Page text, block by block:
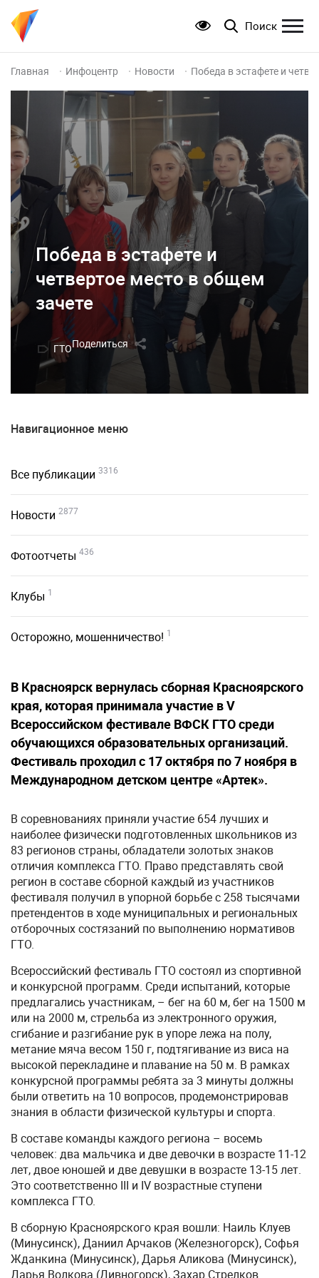
Поиск
Главная Инфоцентр Новости Победа в эстафете и
Победа в эстафете и
четвертое место в общем
зачете
ГТОПоделиться
Навигационное меню
Все публикации 3316
Новости 2877
Фотоотчеты 436
Клубы 1
Осторожно, мошенничество! 1
В Красноярск вернулась сборная Красноярского
края, которая принимала участие в V
Всероссийском фестивале ВФСК ГТО среди
обучающихся образовательных организаций.
Фестиваль проходил с 17 октября по 7 ноября в
Международном детском центре «Артек».
В соревнованиях приняли участие 654 лучших и
наиболее физически подготовленных школьников из
83 регионов страны, обладатели золотых знаков
отличия комплекса ГТО. Право представлять свой
регион в составе сборной каждый из участников
фестиваля получил в упорной борьбе с 258 тысячами
претендентов в ходе муниципальных и региональных
отборочных состязаний по выполнению нормативов
ГТО.
Всероссийский фестиваль ГТО состоял из спортивной
и конкурсной программ. Среди испытаний, которые
предлагались участникам, – бег на 60 м, бег на 1500 м
или на 2000 м, стрельба из электронного оружия,
сгибание и разгибание рук в упоре лежа на полу,
метание мяча весом 150 г, подтягивание из виса на
высокой перекладине и плавание на 50 м. В рамках
конкурсной программы ребята за 3 минуты должны
были ответить на 10 вопросов, продемонстрировав
знания в области физической культуры и спорта.
В составе команды каждого региона – восемь
человек: два мальчика и две девочки в возрасте 11-12
лет, двое юношей и две девушки в возрасте 13-15 лет.
Это соответственно III и IV возрастные ступени
комплекса ГТО.
В сборную Красноярского края вошли: Наиль Клуев
(Минусинск), Даниил Арчаков (Железногорск), Софья
Жданкина (Минусинск), Дарья Аликова (Минусинск),
Дарья Волкова (Дивногорск), Захар Стрелков